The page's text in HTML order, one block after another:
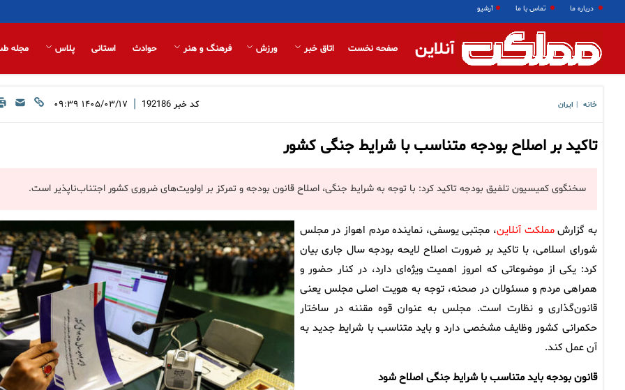
درباره ما تماس با ما آرشیو
آنلاین صفحه نخست اتاق خبر ورزش فرهنگ و هنر حوادث استانی پلاس مجله
خانه ایران کد خبر 192186
| ۱۴۰۵/۰۳/۱۷ ۰۹:۳۹
تاکید بر اصلاح بودجه متناسب با شرایط جنگی کشور
سخنگوی کمیسیون تلفیق بودجه تاکید کرد: با توجه به شرایط جنگی، اصلاح قانون بودجه و تمرکز بر اولویت‌های ضروری کشور اجتناب‌ناپذیر است.
به گزارشمملکت آنلاین، مجتبی یوسفی، نماینده مردم اهواز در مجلس
شورای اسلامی، با تاکید بر ضرورت اصلاح لایحه بودجه سال جاری بیان
کرد: یکی از موضوعاتی که امروز اهمیت ویژه‌ای دارد، در کنار حضور و
همراهی مردم و مسئولان در صحنه، توجه به هویت اصلی مجلس یعنی
قانون‌گذاری و نظارت است. مجلس به عنوان قوه مقننه در ساختار
حکمرانی کشور وظایف مشخصی دارد و باید متناسب با شرایط جدید به
آن عمل کند.
قانون بودجه باید متناسب با شرایط جنگی اصلاح شود